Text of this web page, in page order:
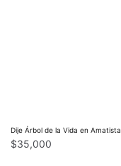
Dije Árbol de la Vida en Amatista
$35,000